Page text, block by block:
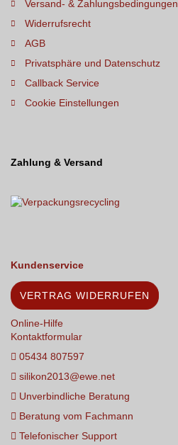
Versand- & Zahlungsbedingungen
Widerrufsrecht
AGB
Privatsphäre und Datenschutz
Callback Service
Cookie Einstellungen
Zahlung & Versand
Kundenservice
VERTRAG WIDERRUFEN
Online-Hilfe
Kontaktformular
05434 807597
silikon2013@ewe.net
Unverbindliche Beratung
Beratung vom Fachmann
Telefonischer Support